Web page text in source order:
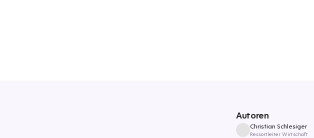
Autoren
Christian Schlesiger
Ressortleiter Wirtschaft